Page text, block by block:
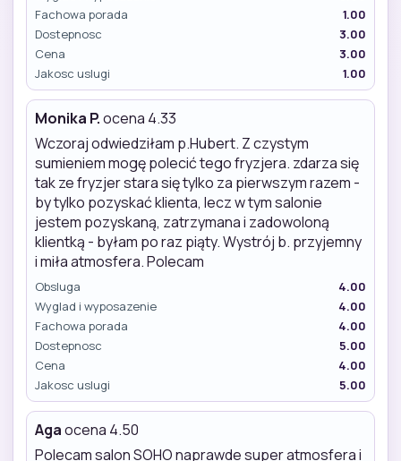
Fachowa porada
1.00
Dostepnosc
3.00
Cena
3.00
Jakosc uslugi
1.00
Monika P.ocena 4.33
Wczoraj odwiedziłam p.Hubert. Z czystym
sumieniem mogę polecić tego fryzjera. zdarza się
tak ze fryzjer stara się tylko za pierwszym razem -
by tylko pozyskać klienta, lecz w tym salonie
jestem pozyskaną, zatrzymana i zadowoloną
klientką - byłam po raz piąty. Wystrój b. przyjemny
i miła atmosfera. Polecam
Obsluga
4.00
Wyglad i wyposazenie
4.00
Fachowa porada
4.00
Dostepnosc
5.00
Cena
4.00
Jakosc uslugi
5.00
Agaocena 4.50
Polecam salon SOHO naprawde super atmosfera i